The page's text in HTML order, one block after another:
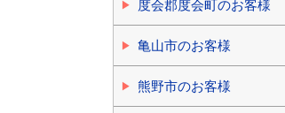
度会郡度会町のお客様
亀山市のお客様
熊野市のお客様